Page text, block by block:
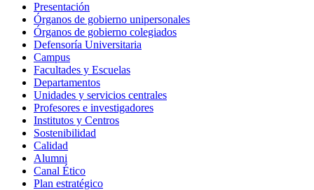
Presentación
Órganos de gobierno unipersonales
Órganos de gobierno colegiados
Defensoría Universitaria
Campus
Facultades y Escuelas
Departamentos
Unidades y servicios centrales
Profesores e investigadores
Institutos y Centros
Sostenibilidad
Calidad
Alumni
Canal Ético
Plan estratégico